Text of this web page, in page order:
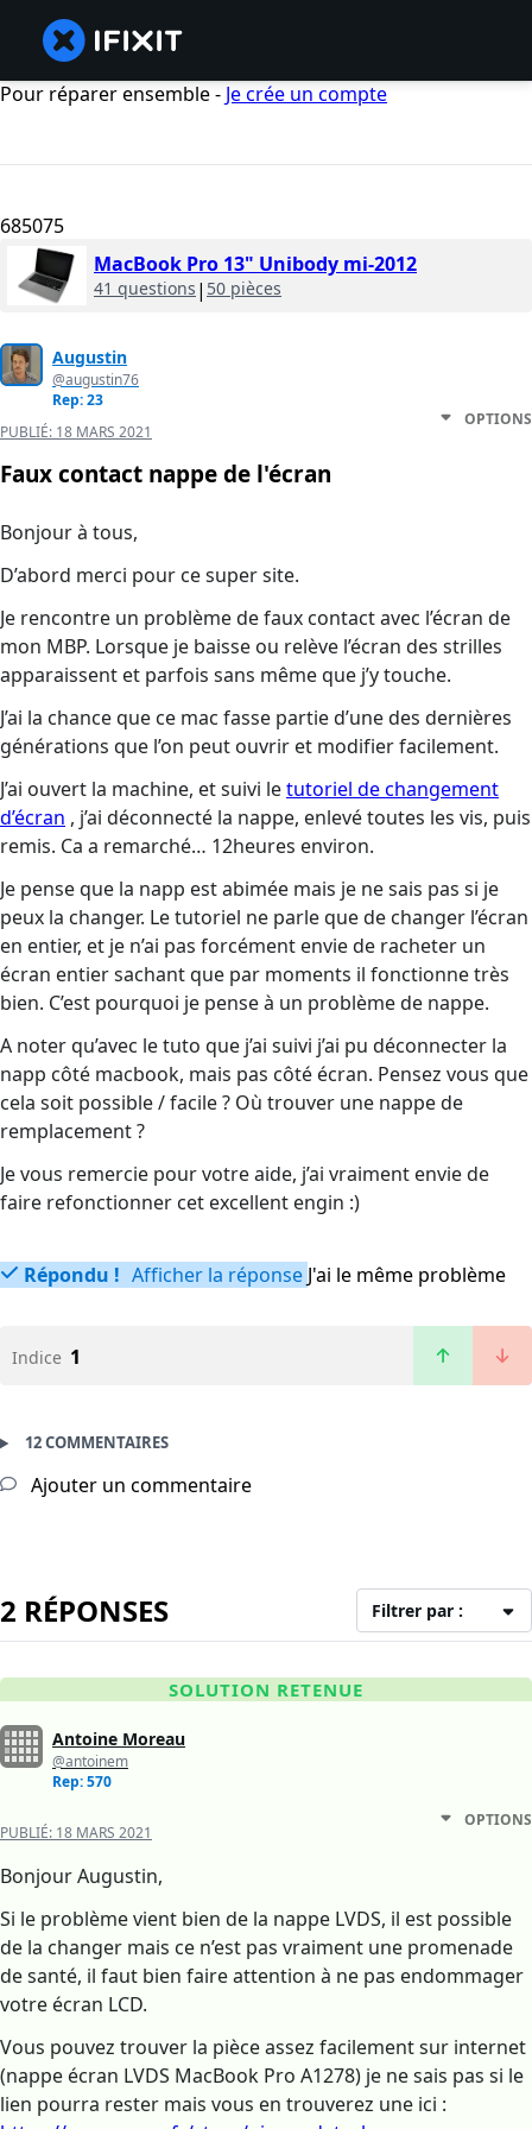
Pour réparer ensemble - Je crée un compte
685075
MacBook Pro 13" Unibody mi-2012
41 questions | 50 pièces
Augustin
@augustin76
Rep: 23
PUBLIÉ: 18 MARS 2021
OPTIONS
Faux contact nappe de l'écran
Bonjour à tous,
D’abord merci pour ce super site.
Je rencontre un problème de faux contact avec l’écran de
mon MBP. Lorsque je baisse ou relève l’écran des strilles
apparaissent et parfois sans même que j’y touche.
J’ai la chance que ce mac fasse partie d’une des dernières
générations que l’on peut ouvrir et modifier facilement.
J’ai ouvert la machine, et suivi letutoriel de changement
d’écran , j’ai déconnecté la nappe, enlevé toutes les vis, puis
remis. Ca a remarché… 12heures environ.
Je pense que la napp est abimée mais je ne sais pas si je
peux la changer. Le tutoriel ne parle que de changer l’écran
en entier, et je n’ai pas forcément envie de racheter un
écran entier sachant que par moments il fonctionne très
bien. C’est pourquoi je pense à un problème de nappe.
A noter qu’avec le tuto que j’ai suivi j’ai pu déconnecter la
napp côté macbook, mais pas côté écran. Pensez vous que
cela soit possible / facile ? Où trouver une nappe de
remplacement ?
Je vous remercie pour votre aide, j’ai vraiment envie de
faire refonctionner cet excellent engin :)
Répondu ! Afficher la réponse J'ai le même problème
Indice 1
12 COMMENTAIRES
Ajouter un commentaire
2 RÉPONSES Filtrer par :
SOLUTION RETENUE
Antoine Moreau
@antoinem
Rep: 570
PUBLIÉ: 18 MARS 2021
OPTIONS
Bonjour Augustin,
Si le problème vient bien de la nappe LVDS, il est possible
de la changer mais ce n’est pas vraiment une promenade
de santé, il faut bien faire attention à ne pas endommager
votre écran LCD.
Vous pouvez trouver la pièce assez facilement sur internet
(nappe écran LVDS MacBook Pro A1278) je ne sais pas si le
lien pourra rester mais vous en trouverez une ici :